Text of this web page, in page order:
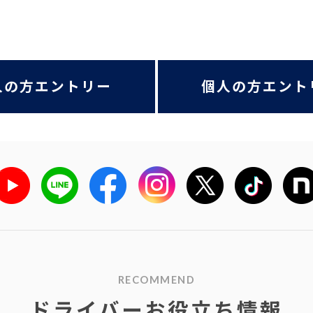
方エントリー 個人の方エント
RECOMMEND